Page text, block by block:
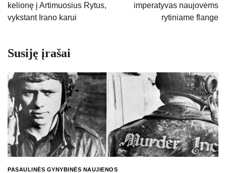
įrašų
kelionę į Artimuosius Rytus,
vykstant Irano karui
imperatyvas naujovėms
rytiniame flange
Susiję įrašai
PASAULINĖS GYNYBINĖS NAUJIENOS